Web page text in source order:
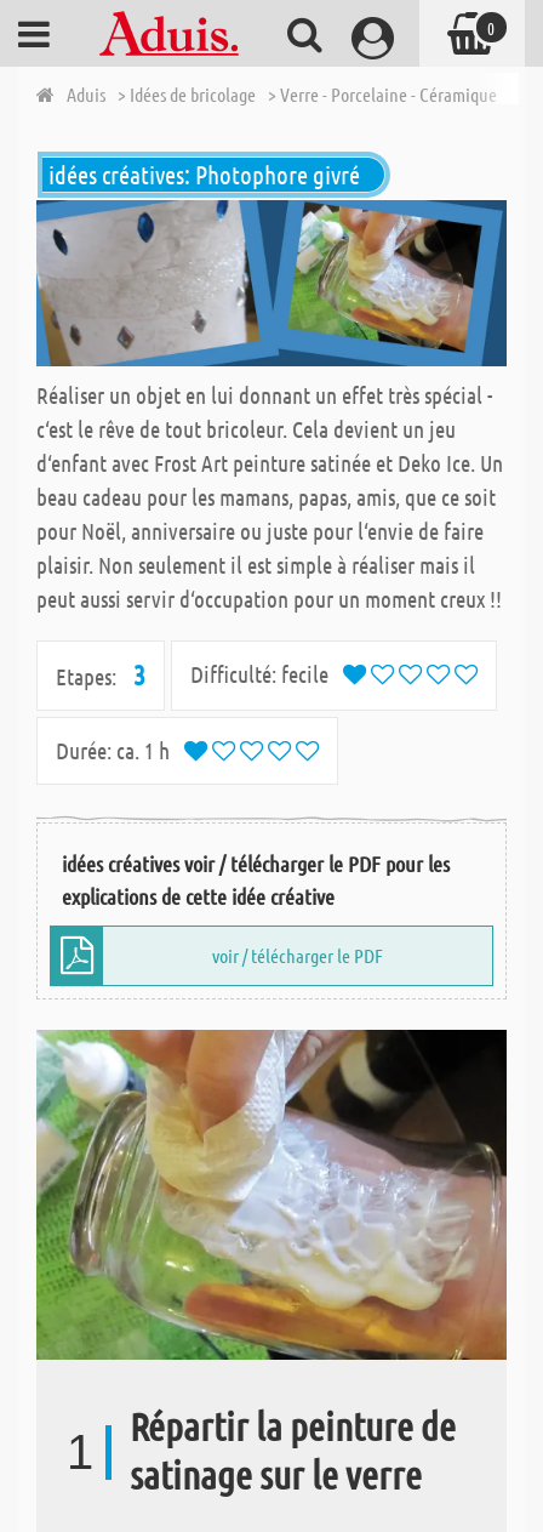
Aduis > Idées de bricolage > Verre - Porcelaine - Céramique
idées créatives: Photophore givré
Réaliser un objet en lui donnant un effet très spécial -
c‘est le rêve de tout bricoleur. Cela devient un jeu
d‘enfant avec Frost Art peinture satinée et Deko Ice. Un
beau cadeau pour les mamans, papas, amis, que ce soit
pour Noël, anniversaire ou juste pour l‘envie de faire
plaisir. Non seulement il est simple à réaliser mais il
peut aussi servir d‘occupation pour un moment creux !!
Etapes: 3 Difficulté: fecile
Durée: ca. 1 h
idées créatives voir / télécharger le PDF pour les
explications de cette idée créative
voir / télécharger le PDF
1
Répartir la peinture de
satinage sur le verre
0